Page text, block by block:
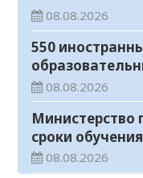
08.08.2026
550
Казахстане
08.08.2026
Министерство
сроки
учебный год
08.08.2026